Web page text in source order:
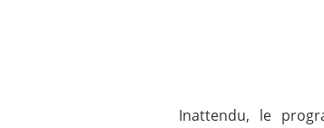
Inattendu, le